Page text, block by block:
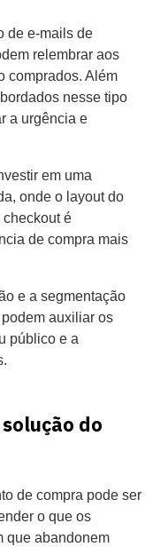
de e-mails de
relembrar aos
comprados. Além
nesse tipo
a urgência e
em uma
onde o layout do
é
de compra mais
e a segmentação
auxiliar os
público e a
do
de compra pode ser
o que os
que abandonem